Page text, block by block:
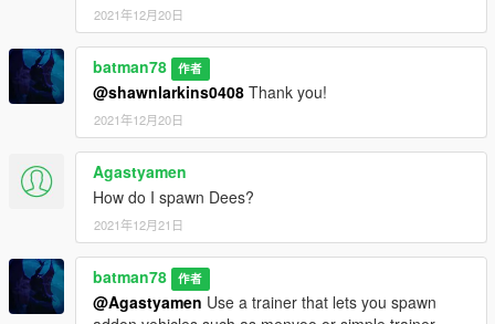
2021年12月20日
batman78 作者
@shawnlarkins0408 Thank you!
2021年12月20日
Agastyamen
How do I spawn Dees?
2021年12月21日
batman78 作者
@Agastyamen Use a trainer that lets you spawn